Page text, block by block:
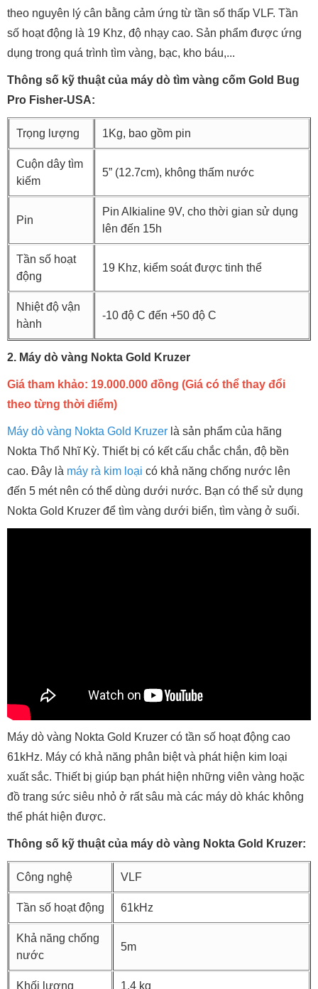
theo nguyên lý cân bằng cảm ứng từ tần số thấp VLF. Tần
số hoạt động là 19 Khz, độ nhạy cao. Sản phẩm được ứng
dụng trong quá trình tìm vàng, bạc, kho báu,...
Thông số kỹ thuật của máy dò tìm vàng cốm Gold Bug
Pro Fisher-USA:
Trọng lượng 1Kg, bao gồm pin
Cuộn dây tìm
kiếm
5” (12.7cm), không thấm nước
Pin
Pin Alkialine 9V, cho thời gian sử dụng
lên đến 15h
Tần số hoạt
động
19 Khz, kiểm soát được tinh thể
Nhiệt độ vận
hành
-10 độ C đến +50 độ C
2. Máy dò vàng Nokta Gold Kruzer
Giá tham khảo: 19.000.000 đồng (Giá có thể thay đổi
theo từng thời điểm)
Máy dò vàng Nokta Gold Kruzer là sản phẩm của hãng
Nokta Thổ Nhĩ Kỳ. Thiết bị có kết cấu chắc chắn, độ bền
cao. Đây là máy rà kim loại có khả năng chống nước lên
đến 5 mét nên có thể dùng dưới nước. Bạn có thể sử dụng
Nokta Gold Kruzer để tìm vàng dưới biển, tìm vàng ở suối.
Máy dò vàng Nokta Gold Kruzer có tần số hoạt động cao
61kHz. Máy có khả năng phân biệt và phát hiện kim loại
xuất sắc. Thiết bị giúp bạn phát hiện những viên vàng hoặc
đồ trang sức siêu nhỏ ở rất sâu mà các máy dò khác không
thể phát hiện được.
Thông số kỹ thuật của máy dò vàng Nokta Gold Kruzer:
Công nghệ VLF
Tần số hoạt động 61kHz
Khả năng chống
nước
5m
Khối lượng 1,4 kg